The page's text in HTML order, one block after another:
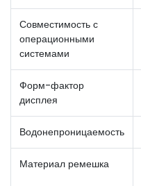
Совместимость с
операционными
системами
Форм-фактор
дисплея
Водонепроницаемость
Материал ремешка